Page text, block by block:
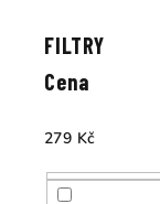
Cena
279 Kč